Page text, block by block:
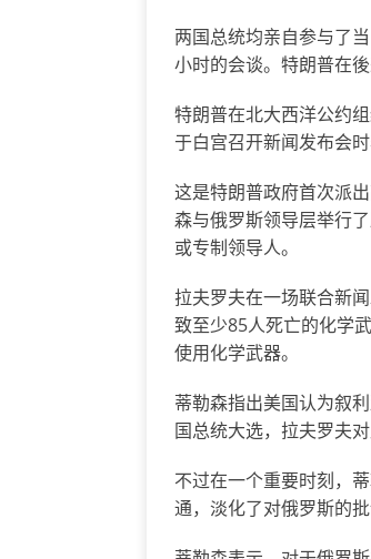
两国总统均亲自参与了
小时的会谈。特朗普在
特朗普在北大西洋公约
于白宫召开新闻发布会
这是特朗普政府首次派
森与俄罗斯领导层举行
或专制领导人。
拉夫罗夫在一场联合新
致至少85人死亡的化学
使用化学武器。
蒂勒森指出美国认为叙
国总统大选，拉夫罗夫对
不过在一个重要时刻，
通，淡化了对俄罗斯的批